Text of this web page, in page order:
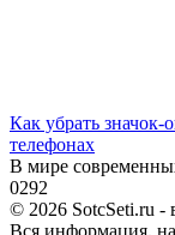
Как убрать
телефонах
В мире
0292
© 2026 SotcSeti.ru -